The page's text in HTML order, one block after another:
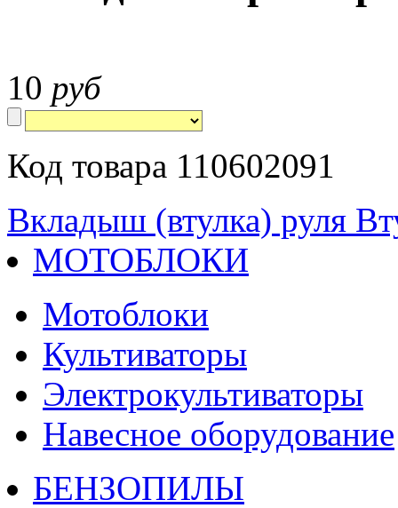
10 руб
Код товара 110602091
Вкладыш (втулка) руля
МОТОБЛОКИ
Мотоблоки
Культиваторы
Электрокультиваторы
Навесное оборудование
БЕНЗОПИЛЫ